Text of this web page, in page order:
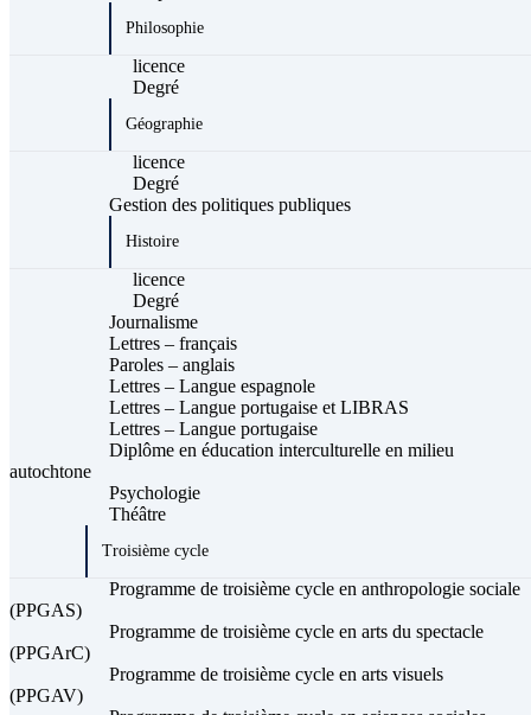
Philosophie
licence
Degré
Géographie
licence
Degré
Gestion des politiques publiques
Histoire
licence
Degré
Journalisme
Lettres – français
Paroles – anglais
Lettres – Langue espagnole
Lettres – Langue portugaise et LIBRAS
Lettres – Langue portugaise
Diplôme en éducation interculturelle en milieu
autochtone
Psychologie
Théâtre
Troisième cycle
Programme de troisième cycle en anthropologie sociale
(PPGAS)
Programme de troisième cycle en arts du spectacle
(PPGArC)
Programme de troisième cycle en arts visuels
(PPGAV)